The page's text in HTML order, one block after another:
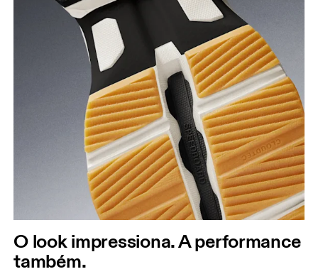
O look impressiona. A performance
também.